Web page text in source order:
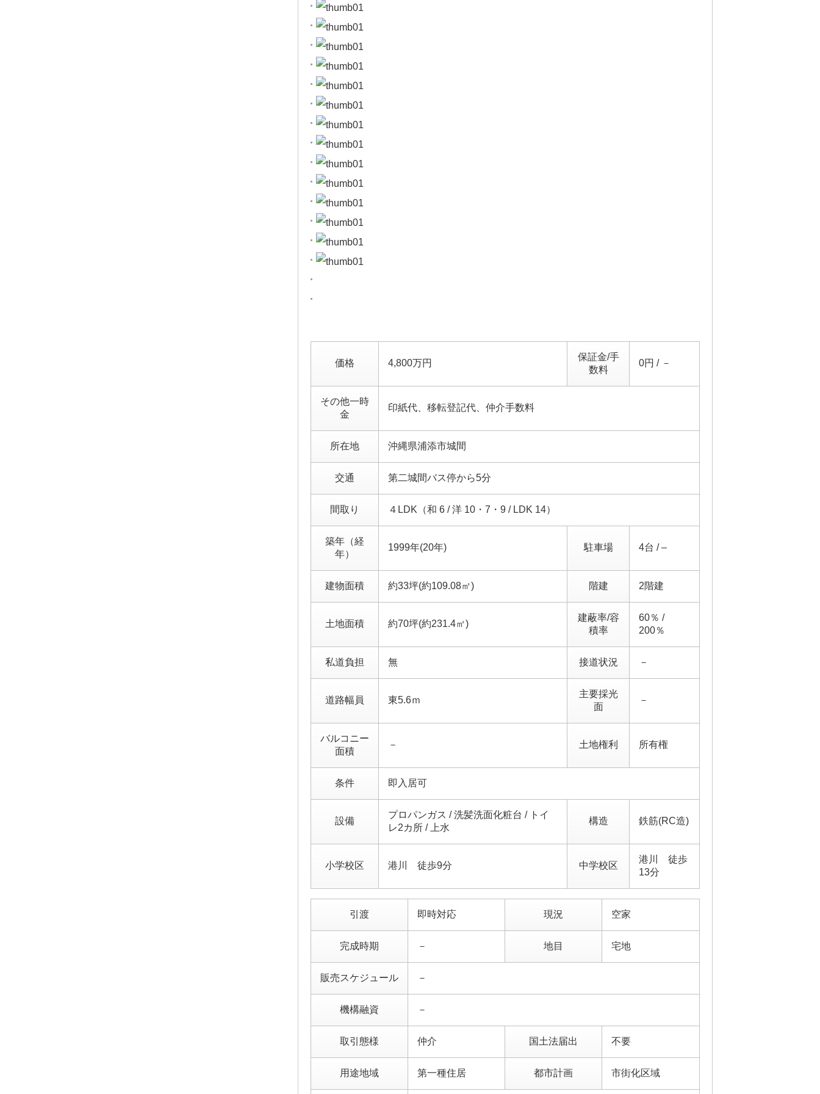
価格 4,800万円
保証金/手
数料
0円 / －
その他一時
金
印紙代、移転登記代、仲介手数料
所在地 沖縄県浦添市城間
交通 第二城間バス停から5分
間取り ４LDK（和 6 / 洋 10・7・9 / LDK 14）
築年（経
年）
1999年(20年) 駐車場 4台 / –
建物面積 約33坪(約109.08㎡) 階建 2階建
土地面積 約70坪(約231.4㎡)
建蔽率/容
積率
60％ /
200％
私道負担 無 接道状況 －
道路幅員 東5.6ｍ
主要採光
面
－
バルコニー
面積
－ 土地権利 所有権
条件 即入居可
設備
プロパンガス / 洗髪洗面化粧台 / トイ
レ2カ所 / 上水
構造 鉄筋(RC造)
小学校区 港川 徒歩9分 中学校区
港川 徒歩
13分
引渡 即時対応 現況 空家
完成時期 － 地目 宅地
販売スケジュール －
機構融資 －
取引態様 仲介 国土法届出 不要
用途地域 第一種住居 都市計画 市街化区域